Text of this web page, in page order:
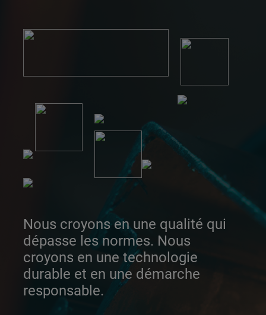
Nous croyons en une qualité qui
dépasse les normes. Nous
croyons en une technologie
durable et en une démarche
responsable.